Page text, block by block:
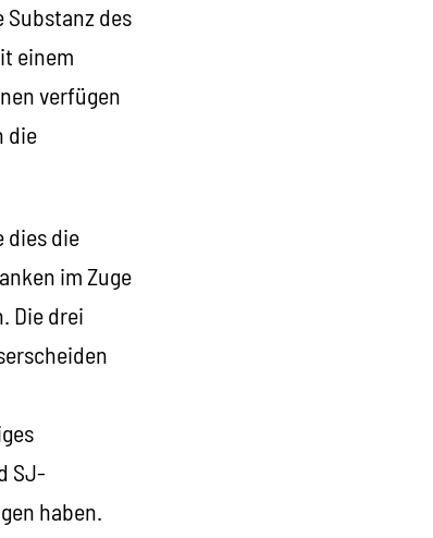
Substanz des
einem
verfügen
die
dies die
im Zuge
Die drei
SJ-
haben.